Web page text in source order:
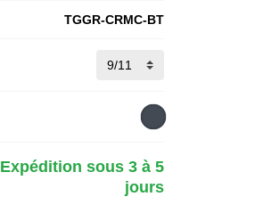
TGGR-CRMC-BT
Expédition sous 3 à 5
jours